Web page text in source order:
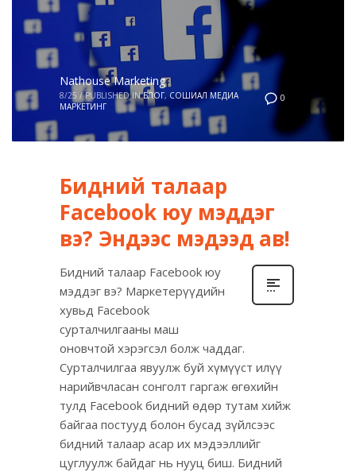
0
Nathouse Marketing
8/25 / PUBLISHED IN БЛОГ, СОШИАЛ МЕДИА
МАРКЕТИНГ
Бидний талаар
Facebook юу мэддэг
вэ? Эндээс мэдээд ав!
Бидний талаар Facebook юу
мэддэг вэ? Маркетерүүдийн
хувьд Facebook
сурталчилгааны маш
оновчтой хэрэгсэл болж чаддаг.
Сурталчилгаа явуулж буй хүмүүст илүү
нарийвчласан сонголт гаргаж өгөхийн
тулд Facebook бидний өдөр тутам хийж
байгаа постууд болон бусад зүйлсээс
бидний талаар асар их мэдээллийг
цуглуулж байдаг нь нууц биш. Бидний